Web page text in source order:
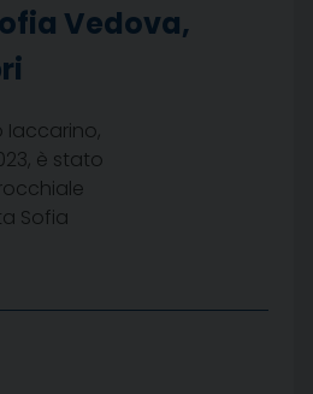
Vedova,
Iaccarino,
è stato
Sofia